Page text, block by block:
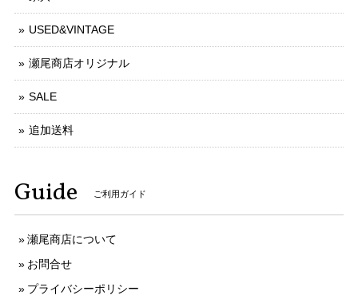
USED&VINTAGE
瀬尾商店オリジナル
SALE
追加送料
Guide ご利用ガイド
瀬尾商店について
お問合せ
プライバシーポリシー